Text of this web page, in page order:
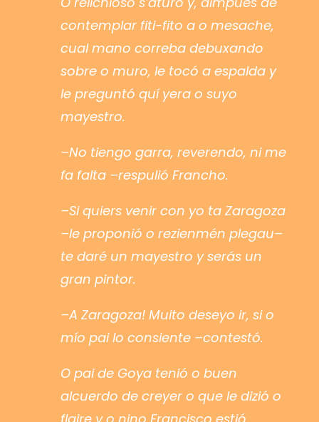
contemplar fiti-fito a o mesache,
cual mano correba debuxando
sobre o muro, le tocó a espalda y
le preguntó quí yera o suyo
mayestro.
–No tiengo garra, reverendo, ni me
fa falta –respulió Francho.
–Si quiers venir con yo ta Zaragoza
–le proponió o rezienmén plegau–
te daré un mayestro y serás un
gran pintor.
–A Zaragoza! Muito deseyo ir, si o
mío pai lo consiente –contestó.
O pai de Goya tenió o buen
alcuerdo de creyer o que le dizió o